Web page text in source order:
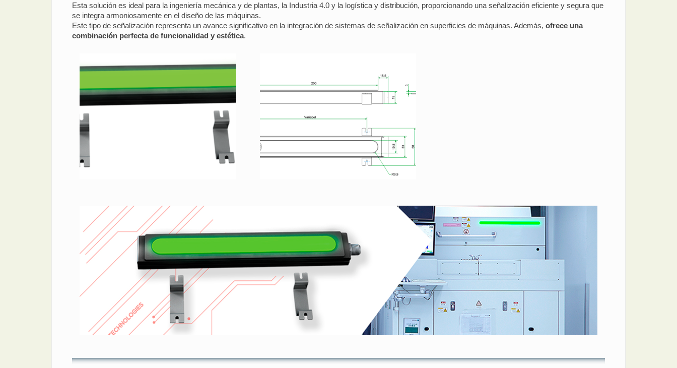
Esta solución es ideal para la ingeniería mecánica y de plantas, la Industria 4.0 y la logística y distribución, proporcionando una señalización eficiente y segura que
se integra armoniosamente en el diseño de las máquinas.
Este tipo de señalización representa un avance significativo en la integración de sistemas de señalización en superficies de máquinas. Además, ofrece una
combinación perfecta de funcionalidad y estética.